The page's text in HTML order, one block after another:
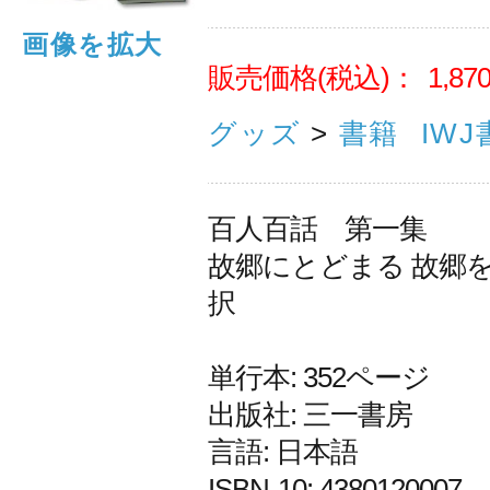
画像を拡大
販売価格(税込)：
1,870
グッズ > 書籍 IWJ
百人百話 第一集
故郷にとどまる 故郷
択
単行本: 352ページ
出版社: 三一書房
言語: 日本語